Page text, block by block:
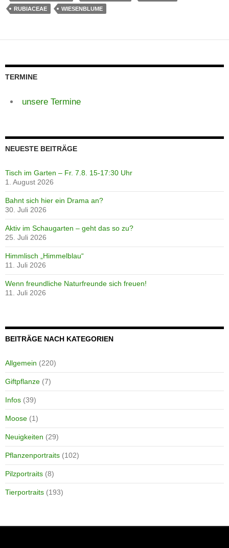
RUBIACEAE
WIESENBLUME
TERMINE
unsere Termine
NEUESTE BEITRÄGE
Tisch im Garten – Fr. 7.8. 15-17:30 Uhr
1. August 2026
Bahnt sich hier ein Drama an?
30. Juli 2026
Aktiv im Schaugarten – geht das so zu?
25. Juli 2026
Himmlisch „Himmelblau“
11. Juli 2026
Wenn freundliche Naturfreunde sich freuen!
11. Juli 2026
BEITRÄGE NACH KATEGORIEN
Allgemein (220)
Giftpflanze (7)
Infos (39)
Moose (1)
Neuigkeiten (29)
Pflanzenportraits (102)
Pilzportraits (8)
Tierportraits (193)